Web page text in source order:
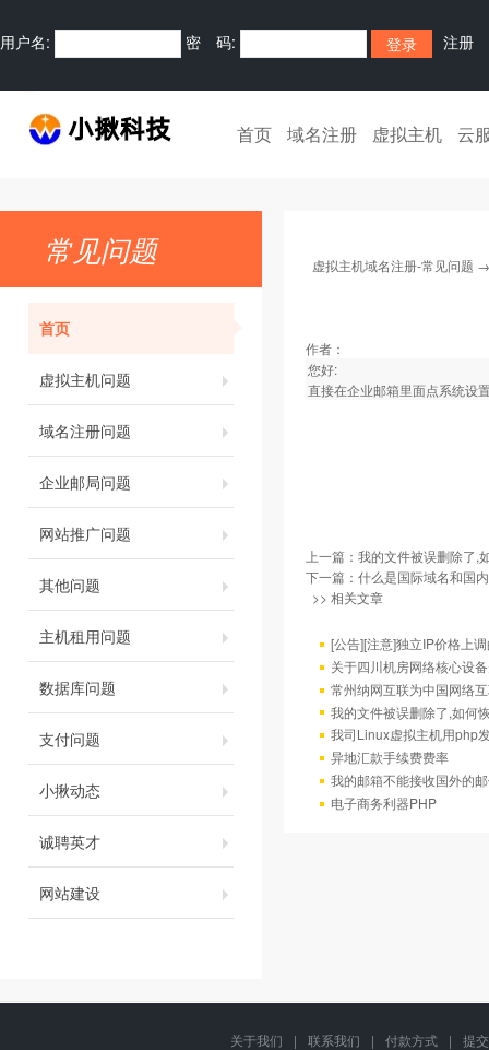
用户名: 密 码: 注册
首页 域名注册 虚拟主机 云
常见问题
首页
虚拟主机问题
域名注册问题
企业邮局问题
网站推广问题
其他问题
主机租用问题
数据库问题
支付问题
小揪动态
诚聘英才
网站建设
虚拟主机域名注册-常见问题
作者：
您好:
直接在企业邮箱里面点系统设
上一篇： 我的文件被误删除了,
下一篇： 什么是国际域名和国
>> 相关文章
[公告][注意]独立IP价格上
关于四川机房网络核心设
常州纳网互联为中国网络
我的文件被误删除了,如何
我司Linux虚拟主机用php
异地汇款手续费费率
我的邮箱不能接收国外的
电子商务利器PHP
关于我们 | 联系我们 | 付款方式 |
提